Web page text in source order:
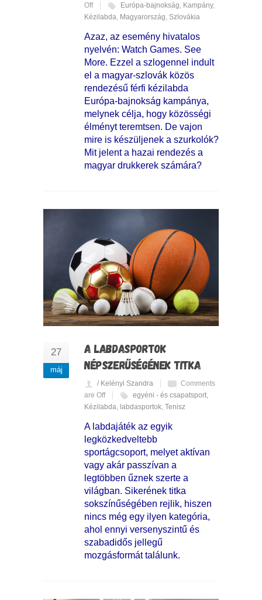
Off Európa-bajnokság Kampány,
Kézilabda Magyarország Szlovákia
Azaz, az esemény hivatalos
nyelvén: Watch Games. See
More. Ezzel a szlogennel indult
el a magyar-szlovák közös
rendezésű férfi kézilabda
Európa-bajnokság kampánya,
melynek célja, hogy közösségi
élményt teremtsen. De vajon
mire is készüljenek a szurkolók?
Mit jelent a hazai rendezés a
magyar drukkerek számára?
27
máj
A LABDASPORTOK
NÉPSZERŰSÉGÉNEK TITKA
/ Kelényi Szandra
Comments
are Off
egyéni - és csapatsport,
Kézilabda, labdasportok, Tenisz
A labdajáték az egyik
legközkedveltebb
sportágcsoport, melyet aktívan
vagy akár passzívan a
legtöbben űznek szerte a
világban. Sikerének titka
sokszínűségében rejlik, hiszen
nincs még egy ilyen kategória,
ahol ennyi versenyszintű és
szabadidős jellegű
mozgásformát találunk.